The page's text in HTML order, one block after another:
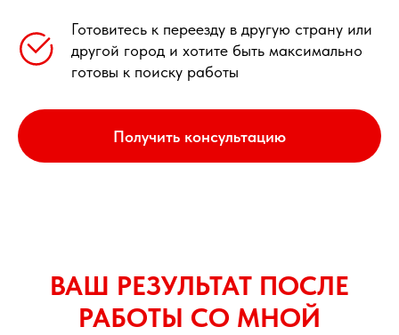
Готовитесь к переезду в другую страну или
другой город и хотите быть максимально
готовы к поиску работы
Получить консультацию
ВАШ РЕЗУЛЬТАТ ПОСЛЕ
РАБОТЫ СО МНОЙ